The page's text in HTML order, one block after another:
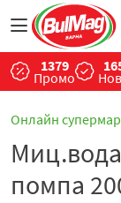
1379
Промо
Онлайн
Миц.вода
помпа